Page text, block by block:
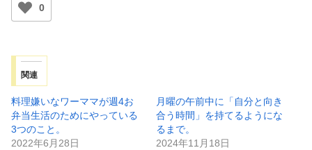
0
関連
料理嫌いなワーママが週4お
弁当生活のためにやっている
3つのこと。
2022年6月28日
月曜の午前中に「自分と向き
合う時間」を持てるようにな
るまで。
2024年11月18日